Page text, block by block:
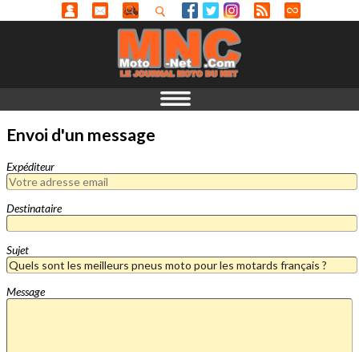
Envoi d'un message
Expéditeur
Destinataire
Sujet
Message